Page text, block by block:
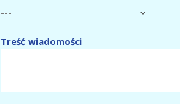
Treść wiadomości